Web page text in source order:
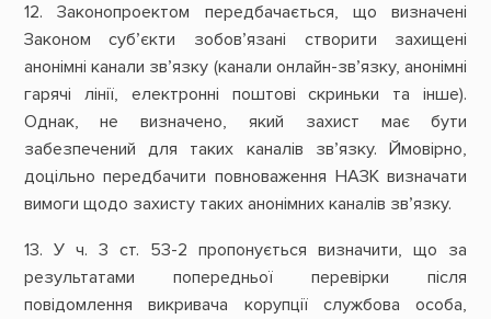
12. Законопроектом передбачається, що визначені
Законом суб’єкти зобов’язані створити захищені
анонімні канали зв’язку (канали онлайн-зв’язку, анонімні
гарячі лінії, електронні поштові скриньки та інше).
Однак, не визначено, який захист має бути
забезпечений для таких каналів зв’язку. Ймовірно,
доцільно передбачити повноваження НАЗК визначати
вимоги щодо захисту таких анонімних каналів зв’язку.
13. У ч. 3 ст. 53-2 пропонується визначити, що за
результатами попередньої перевірки після
повідомлення викривача корупції службова особа,